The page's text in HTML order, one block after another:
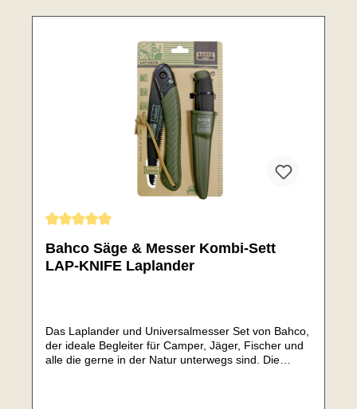
Bahco Säge & Messer Kombi-Sett
LAP-KNIFE Laplander
Das Laplander und Universalmesser Set von Bahco,
der ideale Begleiter für Camper, Jäger, Fischer und
alle die gerne in der Natur unterwegs sind. Die